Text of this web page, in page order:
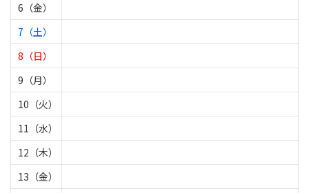
6（金）
7（土）
8（日）
9（月）
10（火）
11（水）
12（木）
13（金）